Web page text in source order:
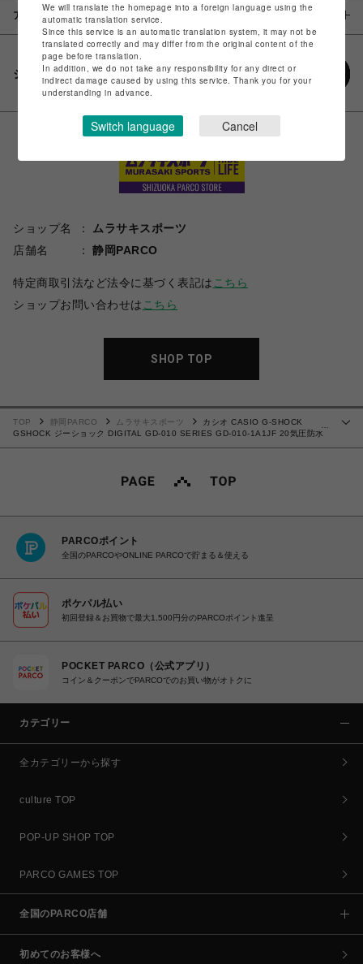
アイテム説明 / 素材
シェアする
ショップ名
ムラサキスポーツ
店舗名
静岡PARCO
特定商取引法など法令に基づく表記は こちら
ショップお問い合わせは こちら
SHOP TOP
TOP 静岡PARCO ムラサキスポーツ
カシオ CASIO G-SHOCK
GSHOCK ジーショック DIGITAL GD-010 SERIES GD-010-1A1JF 20気圧防水
PARCOポイント
全国のPARCOやONLINE PARCOで貯まる＆使える
ポケパル払い
初回登録＆お買物で最大1,500円分のPARCOポイント進呈
POCKET PARCO（公式アプリ）
コイン＆クーポンでPARCOでのお買い物がオトクに
カテゴリー
全カテゴリーから探す
culture TOP
POP-UP SHOP TOP
PARCO GAMES TOP
全国のPARCO店舗
初めてのお客様へ
We will translate the homepage into a foreign language using the
automatic translation service.
Since this service is an automatic translation system, it may not be
translated correctly and may differ from the original content of the
page before translation.
In addition, we do not take any responsibility for any direct or
indirect damage caused by using this service. Thank you for your
understanding in advance.
Switch language Cancel